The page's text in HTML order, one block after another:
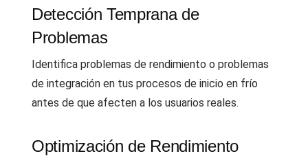
Detección Temprana de
Problemas
Identifica problemas de rendimiento o problemas
de integración en tus procesos de inicio en frío
antes de que afecten a los usuarios reales.
Optimización de Rendimiento